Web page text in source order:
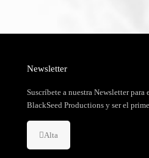
Newsletter
Suscríbete a nuestra Newsletter para
BlackSeed Productions y ser el
Alta